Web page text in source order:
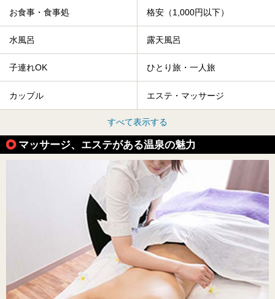
お食事・食事処 格安（1,000円以下）
水風呂 露天風呂
子連れOK ひとり旅・一人旅
カップル エステ・マッサージ
すべて表示する
マッサージ、エステがある温泉の魅力